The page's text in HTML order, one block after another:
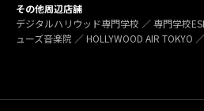
その他周辺店舗
デジタルハリウッド専門学校 ／ 専門学校
ューズ音楽院 ／ HOLLYWOOD AIR TOKYO